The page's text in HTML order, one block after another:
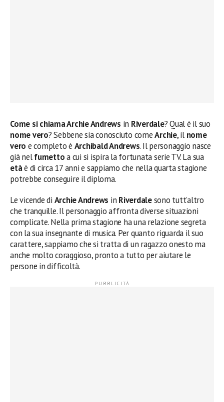
Come si chiama Archie Andrews in Riverdale? Qual è il suo
nome vero? Sebbene sia conosciuto comeArchie, il nome
vero e completo è Archibald Andrews. Il personaggio nasce
già nelfumettoa cui si ispira la fortunata serie TV. La sua
etàè di circa 17 anni e sappiamo che nella quarta stagione
potrebbe conseguire il diploma.
Le vicende di Archie Andrews in Riverdalesono tutt’altro
che tranquille. Il personaggio affronta diverse situazioni
complicate. Nella prima stagione ha una relazione segreta
con la sua insegnante di musica. Per quanto riguarda il suo
carattere, sappiamo che si tratta di un ragazzo onesto ma
anche molto coraggioso, pronto a tutto per aiutare le
persone in difficoltà.